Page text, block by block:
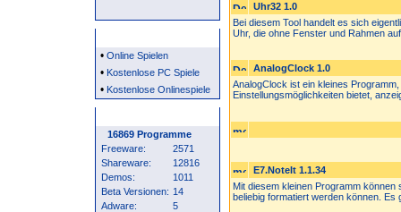
• Online Spielen
• Kostenlose PC Spiele
• Kostenlose Onlinespiele
16869 Programme
Freeware:
2571
Shareware:
12816
Demos:
1011
Beta Versionen: 14
Adware:
5
Uhr32 1.0
Bei diesem Tool handelt es sich
Uhr, die ohne Fenster und Rahmen
AnalogClock 1.0
AnalogClock ist ein kleines
Einstellungsmöglichkeiten bietet,
E7.NoteIt 1.1.34
Mit diesem kleinen Programm
beliebig formatiert werden können. Es